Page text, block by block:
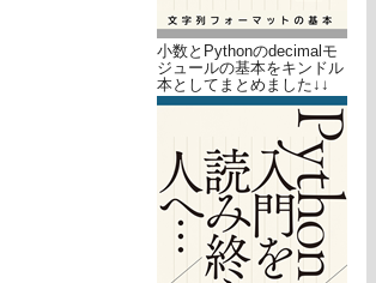
小数とPythonのdecimalモ
ジュールの基本をキンドル
本としてまとめました↓↓